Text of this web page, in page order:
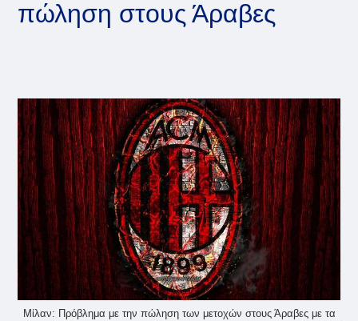
πώληση στους Άραβες
Μίλαν: Πρόβλημα με την πώληση των μετοχών στους Άραβες με τα